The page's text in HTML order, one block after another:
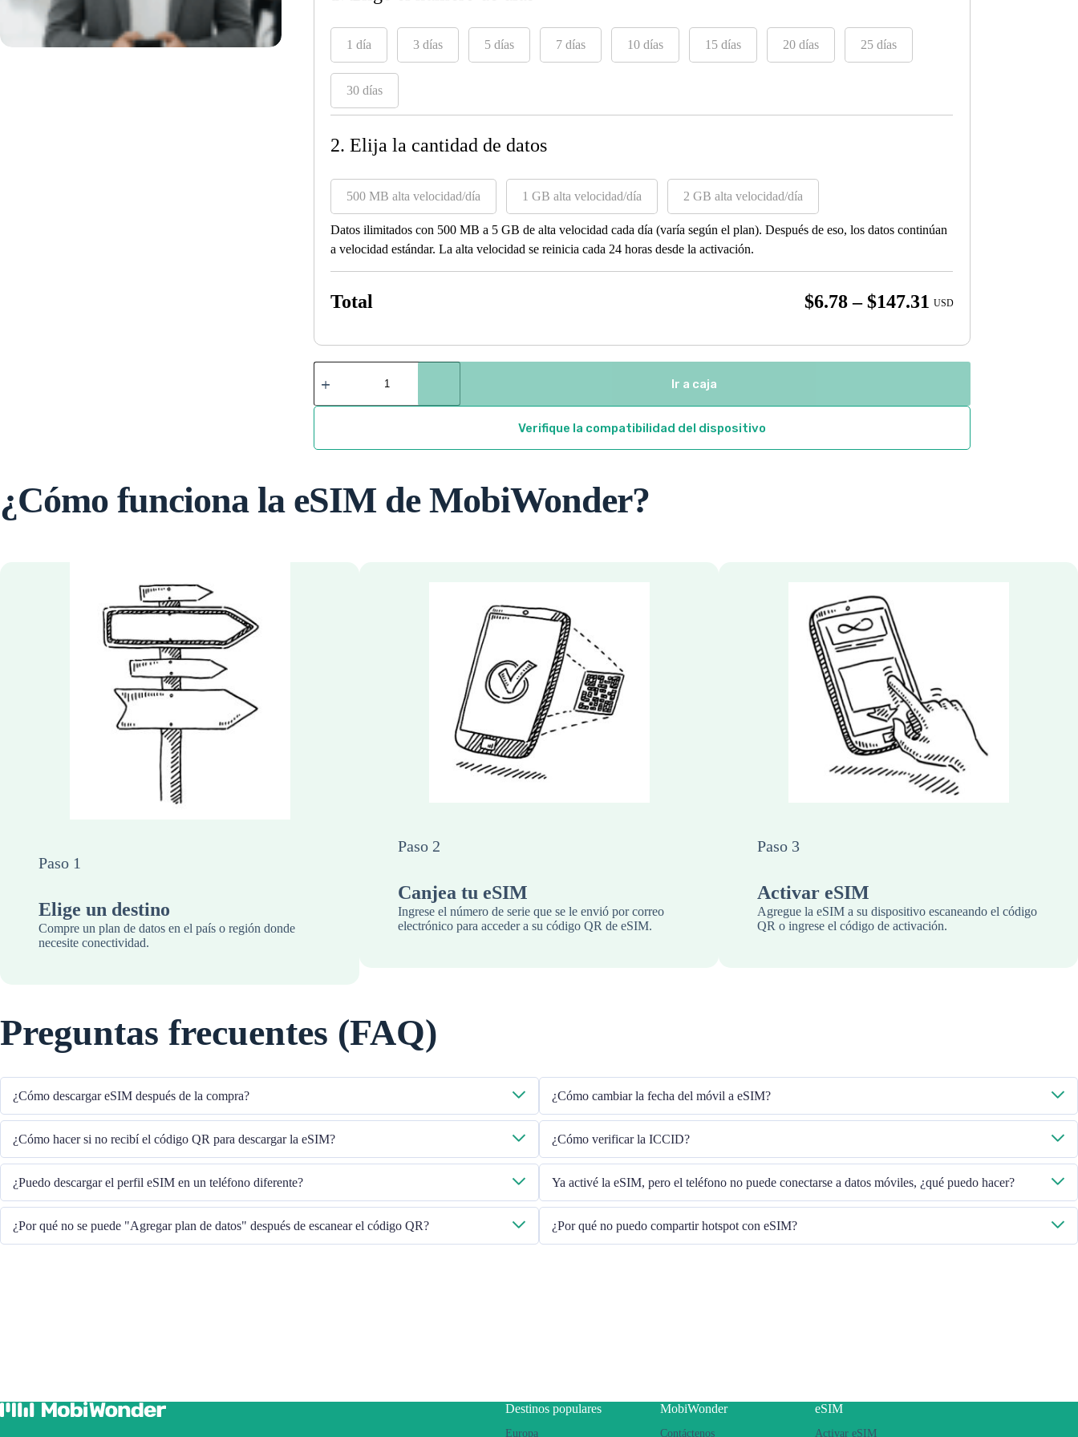
1 día 3 días 5 días 7 días 10 días 15 días 20 días 25 días
30 días
2. Elija la cantidad de datos
500 MB alta velocidad/día 1 GB alta velocidad/día 2 GB alta velocidad/día
Datos ilimitados con 500 MB a 5 GB de alta velocidad cada día (varía según el plan). Después de eso, los datos continúan
a velocidad estándar. La alta velocidad se reinicia cada 24 horas desde la activación.
Total $6.78 – $147.31 Price
$6.78
through
USD
eSIM
Global
Ir a caja
Verifique la compatibilidad del dispositivo
¿Cómo funciona la eSIM de MobiWonder?
Paso 1
Elige un destino
Compre un plan de datos en el país o región donde
necesite conectividad.
Paso 2
Canjea tu eSIM
Ingrese el número de serie que se le envió por correo
electrónico para acceder a su código QR de eSIM.
Paso 3
Activar eSIM
Agregue la eSIM a su dispositivo escaneando el código
QR o ingrese el código de activación.
Preguntas frecuentes (FAQ)
¿Cómo descargar eSIM después de la compra?
¿Cómo hacer si no recibí el código QR para descargar la eSIM?
cs@cmlink.com para reenviar el código QR.
¿Puedo descargar el perfil eSIM en un teléfono diferente?
¿Por qué no se puede "Agregar plan de datos" después de escanear el código QR?
¿Cómo cambiar la fecha del móvil a eSIM?
línea". Si el problema persiste, póngase en contacto con nuestro equipo de Atención al Cliente.
¿Cómo verificar la ICCID?
Ya activé la eSIM, pero el teléfono no puede conectarse a datos móviles, ¿qué puedo hacer?
¿Por qué no puedo compartir hotspot con eSIM?
teléfono.
Si el problema persiste, póngase en contacto con nuestro equipo de Atención al Cliente.
Destinos populares
Europa
MobiWonder
Contáctenos
eSIM
Activar eSIM